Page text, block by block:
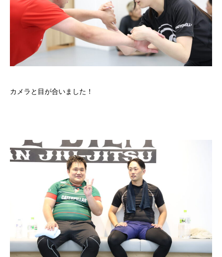
カメラと目が合いました！